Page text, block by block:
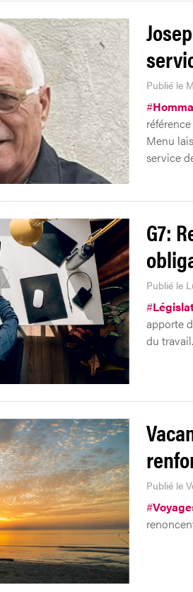
Publié le
#
Menu
service
G7:
Publié le
#
apporte
du travail.
Publié le
#